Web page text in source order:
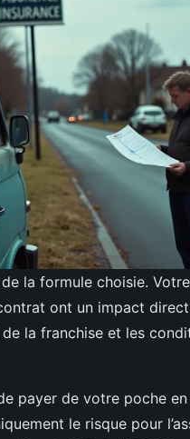
la formule choisie.
ont un impact
la franchise et les
payer de votre poche
le risque pour